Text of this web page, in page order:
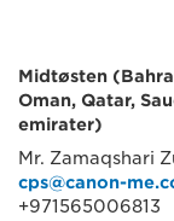
Midtøsten
Oman, Qatar,
emirater)
Mr. Zamaqshari
cps@canon-
+971565006813